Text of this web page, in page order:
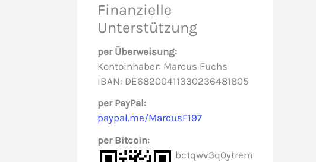
n
a
c
h
:
Finanzielle
Unterstützung
per Überweisung:
Kontoinhaber: Marcus Fuchs
IBAN: DE68200411330236481805
per PayPal:
paypal.me/MarcusF197
per Bitcoin:
bc1qwv3q0ytrem